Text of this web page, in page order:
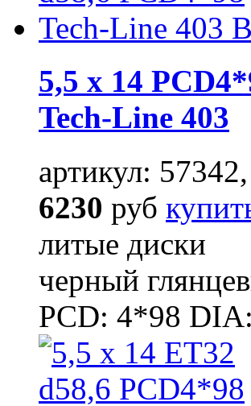
5,5 x 14
Tech-Line 403
артикул:
6230 руб
литые диски
черный
PCD: 4*98